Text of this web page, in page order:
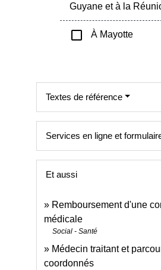
Guyane et à la
check_box_outline_blank À Mayotte
Textes de référence
Services en ligne et
Et aussi
Remboursement d'une
médicale
Social - Santé
Médecin traitant et
coordonnés